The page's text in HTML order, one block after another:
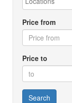
Price from
Price to
Search